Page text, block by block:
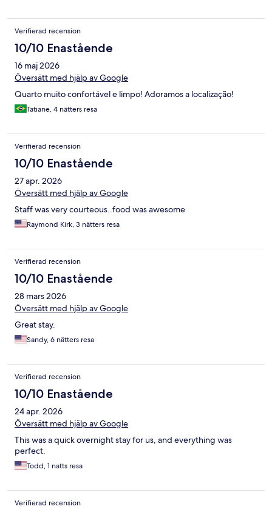
Verifierad recension
10/10 Enastående
16 maj 2026
Översätt med hjälp av Google
Quarto muito confortável e limpo! Adoramos a localização!
Tatiane, 4 nätters resa
Verifierad recension
10/10 Enastående
27 apr. 2026
Översätt med hjälp av Google
Staff was very courteous..food was awesome
Raymond Kirk, 3 nätters resa
Verifierad recension
10/10 Enastående
28 mars 2026
Översätt med hjälp av Google
Great stay.
Sandy, 6 nätters resa
Verifierad recension
10/10 Enastående
24 apr. 2026
Översätt med hjälp av Google
This was a quick overnight stay for us, and everything was
perfect.
Todd, 1 natts resa
Verifierad recension